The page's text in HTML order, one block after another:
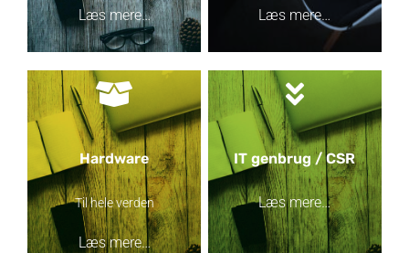
Læs mere… Læs mere…
Hardware
Til hele verden
Læs mere…
IT genbrug / CSR
Læs mere…